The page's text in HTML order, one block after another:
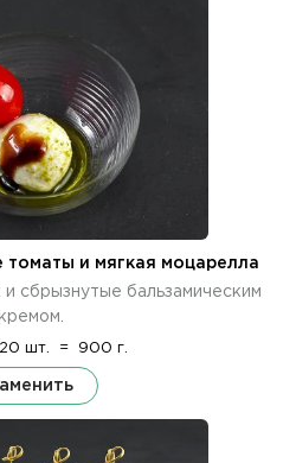
томаты и мягкая моцарелла
сбрызнутые бальзамическим
кремом.
20 шт. = 900 г.